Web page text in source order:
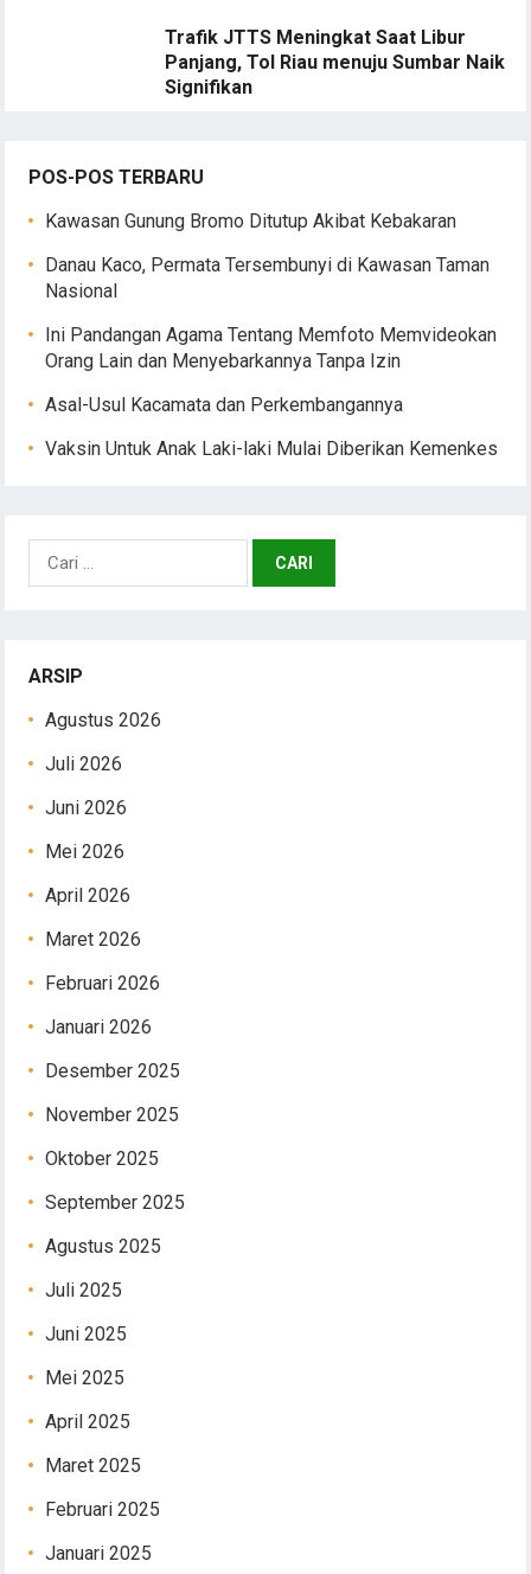
Trafik JTTS Meningkat Saat Libur
Panjang, Tol Riau menuju Sumbar Naik
Signifikan
POS-POS TERBARU
Kawasan Gunung Bromo Ditutup Akibat Kebakaran
Danau Kaco, Permata Tersembunyi di Kawasan Taman
Nasional
Ini Pandangan Agama Tentang Memfoto Memvideokan
Orang Lain dan Menyebarkannya Tanpa Izin
Asal-Usul Kacamata dan Perkembangannya
Vaksin Untuk Anak Laki-laki Mulai Diberikan Kemenkes
Cari
untuk:
ARSIP
Agustus 2026
Juli 2026
Juni 2026
Mei 2026
April 2026
Maret 2026
Februari 2026
Januari 2026
Desember 2025
November 2025
Oktober 2025
September 2025
Agustus 2025
Juli 2025
Juni 2025
Mei 2025
April 2025
Maret 2025
Februari 2025
Januari 2025